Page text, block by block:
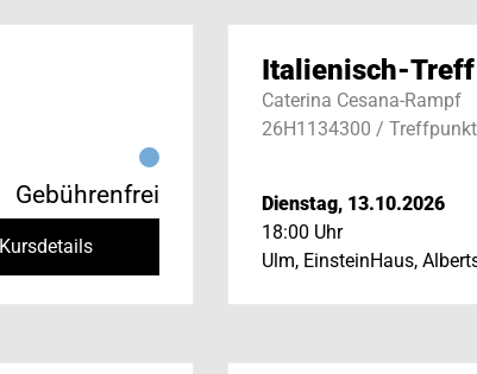
Gebührenfrei
Kursdetails
Italienisch-Treff
Caterina Cesana-Rampf
26H1134300 /
Dienstag, 13.10.2026
18:00 Uhr
Ulm, EinsteinHaus,